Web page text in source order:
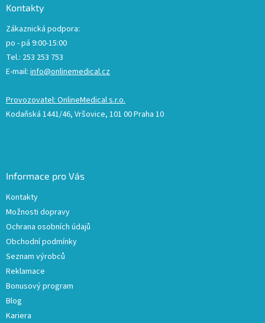
Kontakty
Zákaznická podpora:
po - pá 9:00-15:00
Tel.: 253 253 753
E-mail: info@onlinemedical.cz
Provozovatel: OnlineMedical s.r.o.
Kodaňská 1441/46, Vršovice, 101 00 Praha 10
Informace pro Vás
Kontakty
Možnosti dopravy
Ochrana osobních údajů
Obchodní podmínky
Seznam výrobců
Reklamace
Bonusový program
Blog
Kariera